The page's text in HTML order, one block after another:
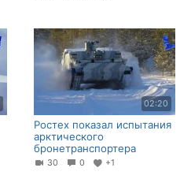
02:20
Ростех показал испытания
арктического
бронетранспортера
30 0 +1